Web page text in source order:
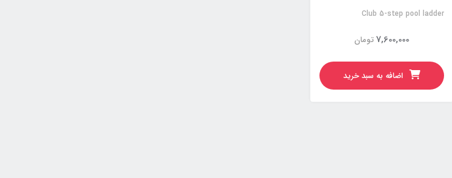
Club 5-step pool ladder
تومان7,600,000
اضافه به سبد خرید